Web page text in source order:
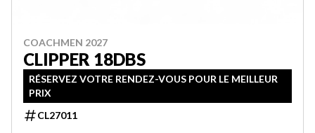
COACHMEN 2027
CLIPPER 18DBS
RÉSERVEZ VOTRE RENDEZ-VOUS POUR LE MEILLEUR
PRIX
CL27011